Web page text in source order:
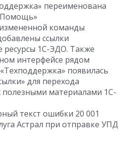
переименована
команды
ссылки
ресурсы 1С-ЭДО. Также
интерфейсе рядом
появилась
для перехода
полезными материалами 1С-
текст ошибки 20 001
Астрал при отправке УПД